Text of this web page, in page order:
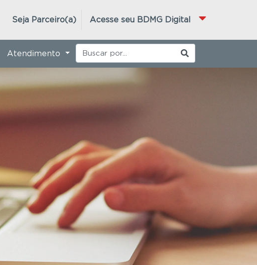
Acesse seu BDMG Digital
Seja Parceiro(a)
Atendimento